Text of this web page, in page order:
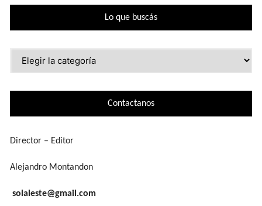
Lo que buscás
Contactanos
Director – Editor
Alejandro Montandon
solaleste@gmail.com